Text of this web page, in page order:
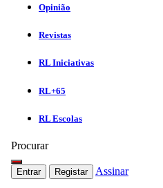
Opinião
Revistas
RL Iniciativas
RL+65
RL Escolas
Procurar
Entrar Registar Assinar